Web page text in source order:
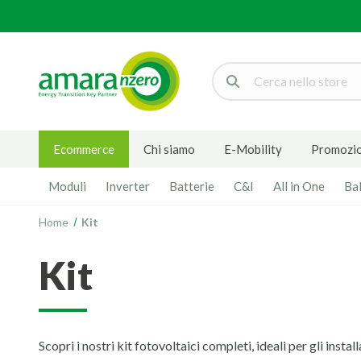
Cerca
Ecommerce Chi siamo E-Mobility
Moduli Inverter Batterie C&I All in One
Home Kit
kit
Scopri i nostri kit fotovoltaici completi, ideali per gli